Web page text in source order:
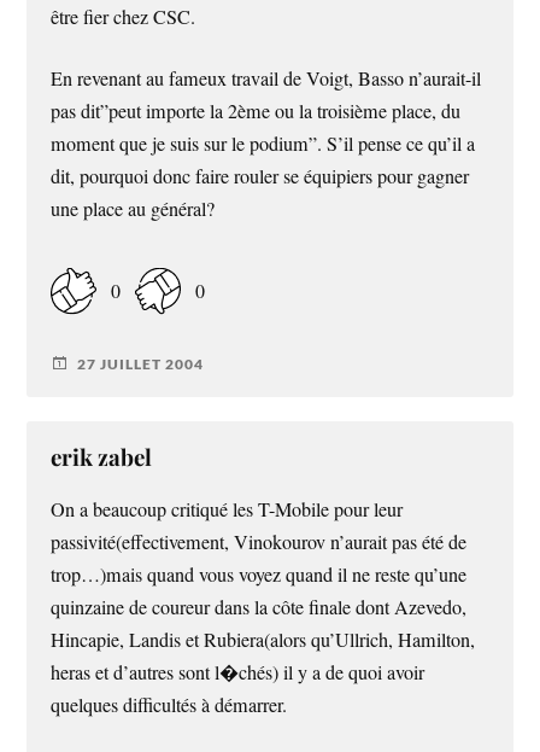
être fier chez CSC.
En revenant au fameux travail de Voigt, Basso n’aurait-il
pas dit”peut importe la 2ème ou la troisième place, du
moment que je suis sur le podium”. S’il pense ce qu’il a
dit, pourquoi donc faire rouler se équipiers pour gagner
une place au général?
0 0
27 JUILLET 2004
erik zabel
On a beaucoup critiqué les T-Mobile pour leur
passivité(effectivement, Vinokourov n’aurait pas été de
trop…)mais quand vous voyez quand il ne reste qu’une
quinzaine de coureur dans la côte finale dont Azevedo,
Hincapie, Landis et Rubiera(alors qu’Ullrich, Hamilton,
heras et d’autres sont l�chés) il y a de quoi avoir
quelques difficultés à démarrer.